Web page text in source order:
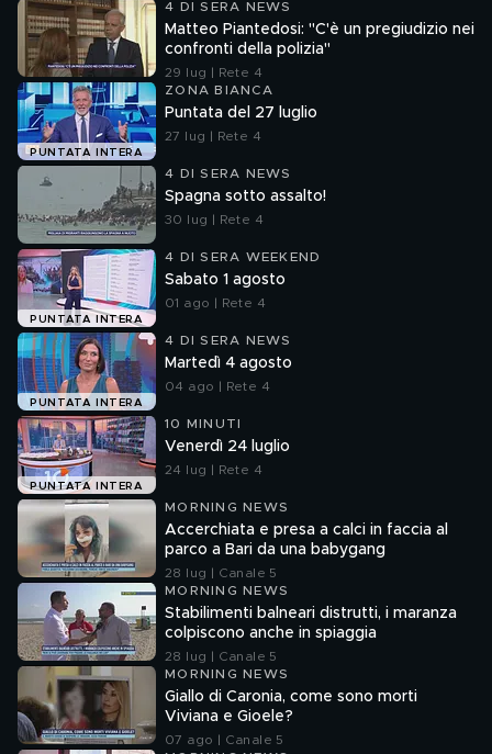
4 DI SERA NEWS
Matteo Piantedosi: "C'è un pregiudizio nei
confronti della polizia"
29 lug | Rete 4
PUNTATA INTERA
ZONA BIANCA
Puntata del 27 luglio
27 lug | Rete 4
4 DI SERA NEWS
Spagna sotto assalto!
30 lug | Rete 4
PUNTATA INTERA
4 DI SERA WEEKEND
Sabato 1 agosto
01 ago | Rete 4
PUNTATA INTERA
4 DI SERA NEWS
Martedì 4 agosto
04 ago | Rete 4
PUNTATA INTERA
10 MINUTI
Venerdì 24 luglio
24 lug | Rete 4
MORNING NEWS
Accerchiata e presa a calci in faccia al
parco a Bari da una babygang
28 lug | Canale 5
MORNING NEWS
Stabilimenti balneari distrutti, i maranza
colpiscono anche in spiaggia
28 lug | Canale 5
MORNING NEWS
Giallo di Caronia, come sono morti
Viviana e Gioele?
07 ago | Canale 5